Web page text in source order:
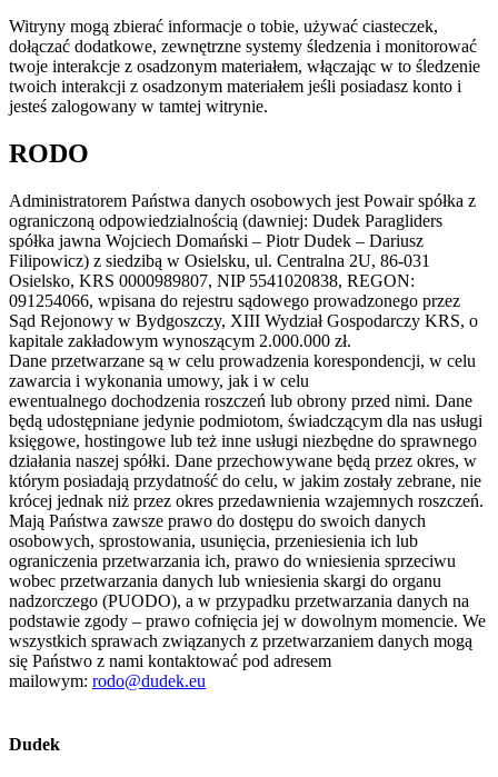
Witryny mogą zbierać informacje o tobie, używać ciasteczek,
dołączać dodatkowe, zewnętrzne systemy śledzenia i monitorować
twoje interakcje z osadzonym materiałem, włączając w to śledzenie
twoich interakcji z osadzonym materiałem jeśli posiadasz konto i
jesteś zalogowany w tamtej witrynie.
RODO
Administratorem Państwa danych osobowych jest Powair spółka z
ograniczoną odpowiedzialnością (dawniej: Dudek Paragliders
spółka jawna Wojciech Domański – Piotr Dudek – Dariusz
Filipowicz) z siedzibą w Osielsku, ul. Centralna 2U, 86-031
Osielsko, KRS 0000989807, NIP 5541020838, REGON:
091254066, wpisana do rejestru sądowego prowadzonego przez
Sąd Rejonowy w Bydgoszczy, XIII Wydział Gospodarczy KRS, o
kapitale zakładowym wynoszącym 2.000.000 zł.
Dane przetwarzane są w celu prowadzenia korespondencji, w celu
zawarcia i wykonania umowy, jak i w celu
ewentualnego dochodzenia roszczeń lub obrony przed nimi. Dane
będą udostępniane jedynie podmiotom, świadczącym dla nas usługi
księgowe, hostingowe lub też inne usługi niezbędne do sprawnego
działania naszej spółki. Dane przechowywane będą przez okres, w
którym posiadają przydatność do celu, w jakim zostały zebrane, nie
krócej jednak niż przez okres przedawnienia wzajemnych roszczeń.
Mają Państwa zawsze prawo do dostępu do swoich danych
osobowych, sprostowania, usunięcia, przeniesienia ich lub
ograniczenia przetwarzania ich, prawo do wniesienia sprzeciwu
wobec przetwarzania danych lub wniesienia skargi do organu
nadzorczego (PUODO), a w przypadku przetwarzania danych na
podstawie zgody – prawo cofnięcia jej w dowolnym momencie. We
wszystkich sprawach związanych z przetwarzaniem danych mogą
się Państwo z nami kontaktować pod adresem
mailowym: rodo@dudek.eu
Dudek